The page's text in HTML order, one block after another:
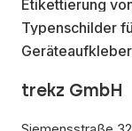
trekz GmbH